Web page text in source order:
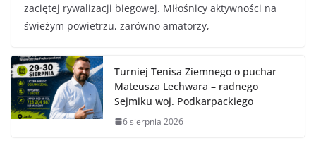
zaciętej rywalizacji biegowej. Miłośnicy aktywności na
świeżym powietrzu, zarówno amatorzy,
Turniej Tenisa Ziemnego o puchar
Mateusza Lechwara – radnego
Sejmiku woj. Podkarpackiego
6 sierpnia 2026